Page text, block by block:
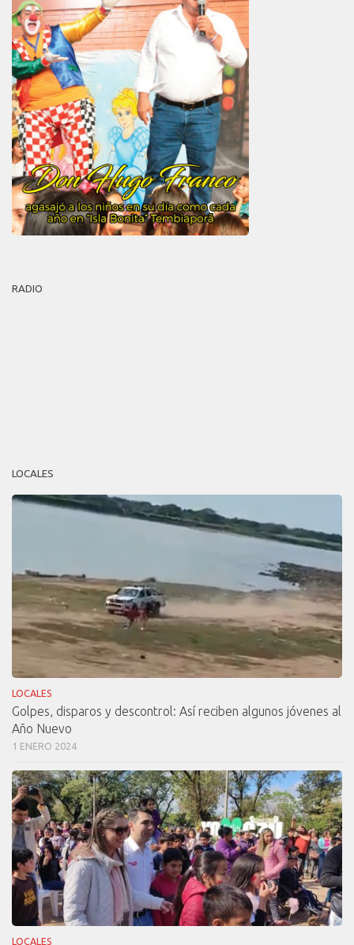
RADIO
LOCALES
LOCALES
Golpes, disparos y descontrol: Así reciben algunos jóvenes al
Año Nuevo
1 ENERO 2024
LOCALES